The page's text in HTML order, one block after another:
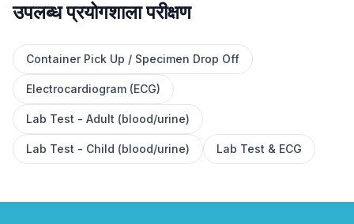
उपलब्ध प्रयोगशाला परीक्षण
Container Pick Up / Specimen Drop Off
Electrocardiogram (ECG)
Lab Test - Adult (blood/urine)
Lab Test - Child (blood/urine) Lab Test & ECG
बुक करें मेरे पास लैब खोजें